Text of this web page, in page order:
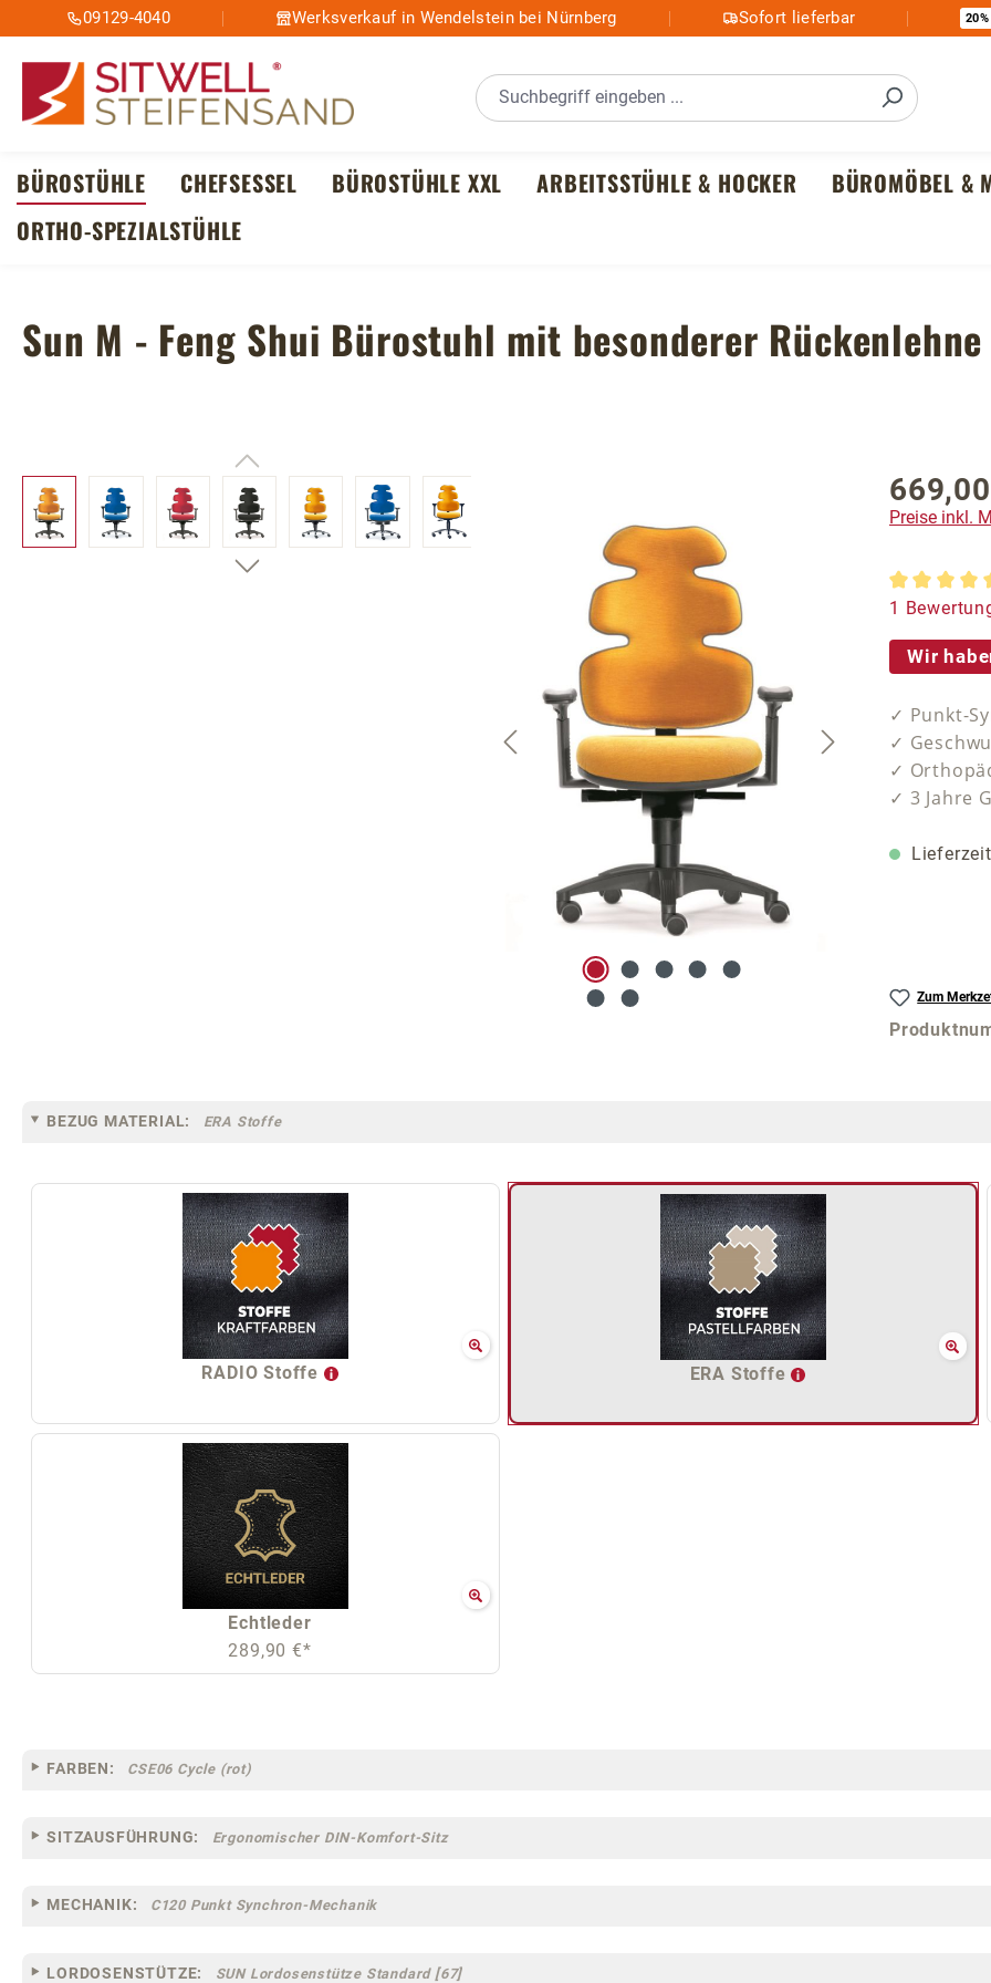
Hauptinhalt springen
Zur Suche springen
Zur Hauptnavigation springen
09129-4040 Werksverkauf in Wendelstein bei Nürnberg Sofort lieferbar 20%
BÜROSTÜHLE CHEFSESSEL BÜROSTÜHLE XXL ARBEITSSTÜHLE & HOCKER BÜROMÖBEL &
ORTHO-SPEZIALSTÜHLE
Sun M - Feng Shui Bürostuhl mit besonderer Rückenlehne
Bildergalerie überspringen Regulärer
Preise inkl.
1
Wir
✓ Punkt-
✓
✓
✓ 3 Jahre
Zum
BEZUG MATERIAL: ERA Stoffe
RADIO Stoffe ERA Stoffe
Echtleder
289,90 €*
FARBEN: CSE06 Cycle (rot)
SITZAUSFÜHRUNG: Ergonomischer DIN-Komfort-Sitz
MECHANIK: C120 Punkt Synchron-Mechanik
LORDOSENSTÜTZE: SUN Lordosenstütze Standard [67]